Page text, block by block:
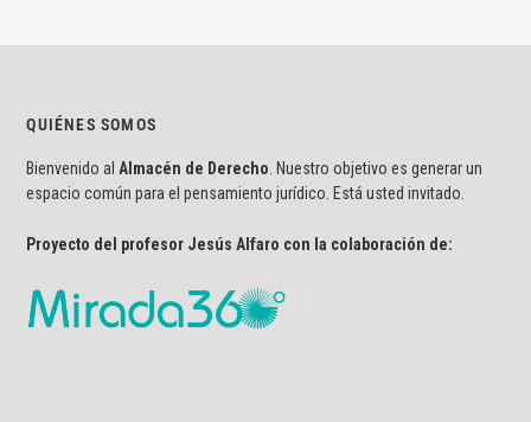
QUIÉNES SOMOS
Bienvenido al Almacén de Derecho . Nuestro objetivo es generar un
espacio común para el pensamiento jurídico. Está usted invitado.
Proyecto del profesor Jesús Alfaro con la colaboración de: